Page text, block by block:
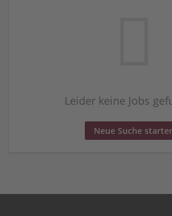
Leider keine Jobs
Neue Suche